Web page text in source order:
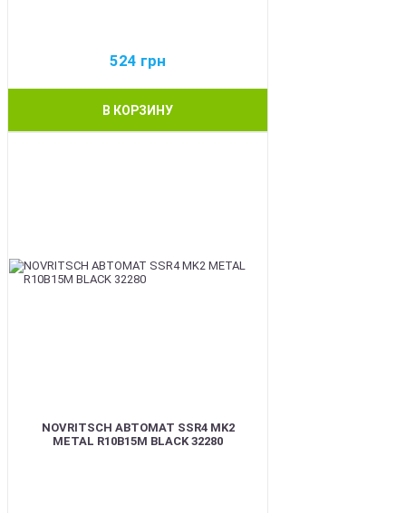
524 грн
В КОРЗИНУ
NOVRITSCH АВТОМАТ SSR4 MK2
METAL R10B15M BLACK 32280